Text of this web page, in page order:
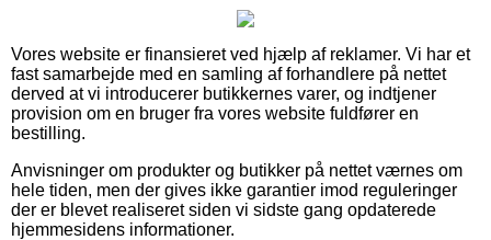
Vores website er finansieret ved hjælp af reklamer. Vi har et
fast samarbejde med en samling af forhandlere på nettet
derved at vi introducerer butikkernes varer, og indtjener
provision om en bruger fra vores website fuldfører en
bestilling.
Anvisninger om produkter og butikker på nettet værnes om
hele tiden, men der gives ikke garantier imod reguleringer
der er blevet realiseret siden vi sidste gang opdaterede
hjemmesidens informationer.